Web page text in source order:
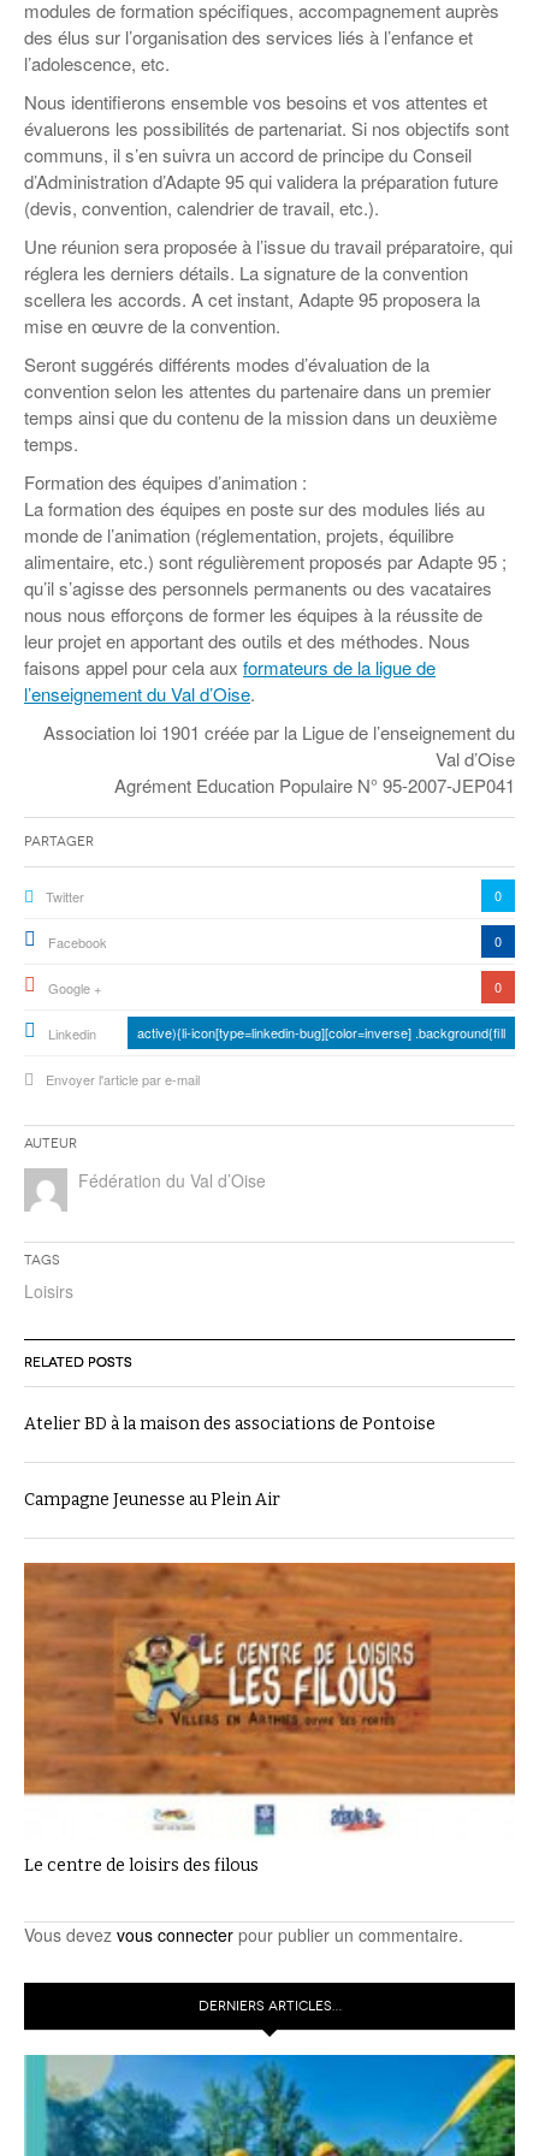
Malle pédagogique « Parcours d’exils
d’hier et d’aujourd’hui »
Espace bénévoles
Story play’r
La ligue 95 et Recyclivre
Lutte contre l’illettrisme
Education aux médias
Les veilleurs de l’info
Education verte
Formation Eco-délégué.es
Actualité Ecole
… Formations BAFD
Actualités loisirs
modules de formation spécifiques, accompagnement auprès
des élus sur l’organisation des services liés à l’enfance et
l’adolescence, etc.
Nous identifierons ensemble vos besoins et vos attentes et
évaluerons les possibilités de partenariat. Si nos objectifs sont
communs, il s’en suivra un accord de principe du Conseil
d’Administration d’Adapte 95 qui validera la préparation future
(devis, convention, calendrier de travail, etc.).
Une réunion sera proposée à l’issue du travail préparatoire, qui
réglera les derniers détails. La signature de la convention
scellera les accords. A cet instant, Adapte 95 proposera la
mise en œuvre de la convention.
Seront suggérés différents modes d’évaluation de la
convention selon les attentes du partenaire dans un premier
temps ainsi que du contenu de la mission dans un deuxième
temps.
Formation des équipes d’animation :
La formation des équipes en poste sur des modules liés au
monde de l’animation (réglementation, projets, équilibre
alimentaire, etc.) sont régulièrement proposés par Adapte 95 ;
qu’il s’agisse des personnels permanents ou des vacataires
nous nous efforçons de former les équipes à la réussite de
leur projet en apportant des outils et des méthodes. Nous
faisons appel pour cela aux formateurs de la ligue de
l’enseignement du Val d’Oise.
Association loi 1901 créée par la Ligue de l’enseignement du
Val d’Oise
Agrément Education Populaire N° 95-2007-JEP041
Partager
Twitter 0
Facebook 0
Google + 0
Linkedin active){li-icon[type=linkedin-bug][color=inverse] .background{fill
Envoyer l'article par e-mail
Auteur
Fédération du Val d’Oise
Tags
Loisirs
RELATED POSTS
Atelier BD à la maison des associations de Pontoise
Campagne Jeunesse au Plein Air
Le centre de loisirs des filous
Vous devez vous connecter pour publier un commentaire.
DERNIERS ARTICLES…